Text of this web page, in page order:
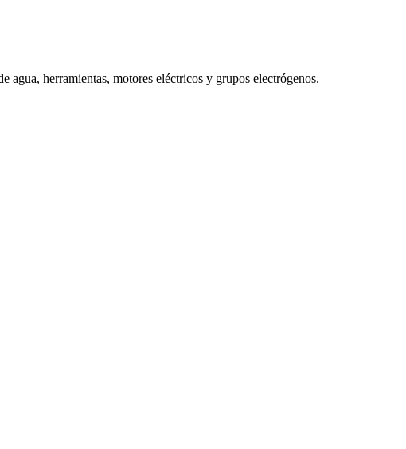
agua, herramientas, motores eléctricos y grupos electrógenos.